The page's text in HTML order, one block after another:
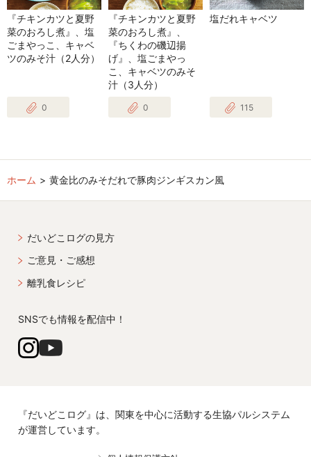
『チキンカツと夏野
菜のおろし煮』、塩
ごまやっこ、キャベ
ツのみそ汁（2人分）
0
『チキンカツと夏野
菜のおろし煮』、
『ちくわの磯辺揚
げ』、塩ごまやっ
こ、キャベツのみそ
汁（3人分）
0
塩だれキャベツ
115
ホーム 黄金比のみそだれで豚肉ジンギスカン風
だいどこログの見方
ご意見・ご感想
離乳食レシピ
SNSでも情報を配信中！
『だいどこログ』は、関東を中心に活動する生協パルシステム
が運営しています。